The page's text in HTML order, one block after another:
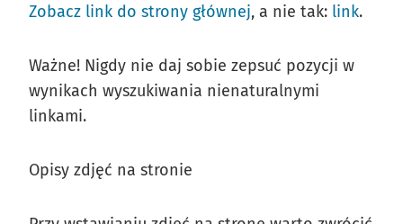
Zobacz link do strony głównej, a nie tak: link.
Ważne! Nigdy nie daj sobie zepsuć pozycji w
wynikach wyszukiwania nienaturalnymi
linkami.
Opisy zdjęć na stronie